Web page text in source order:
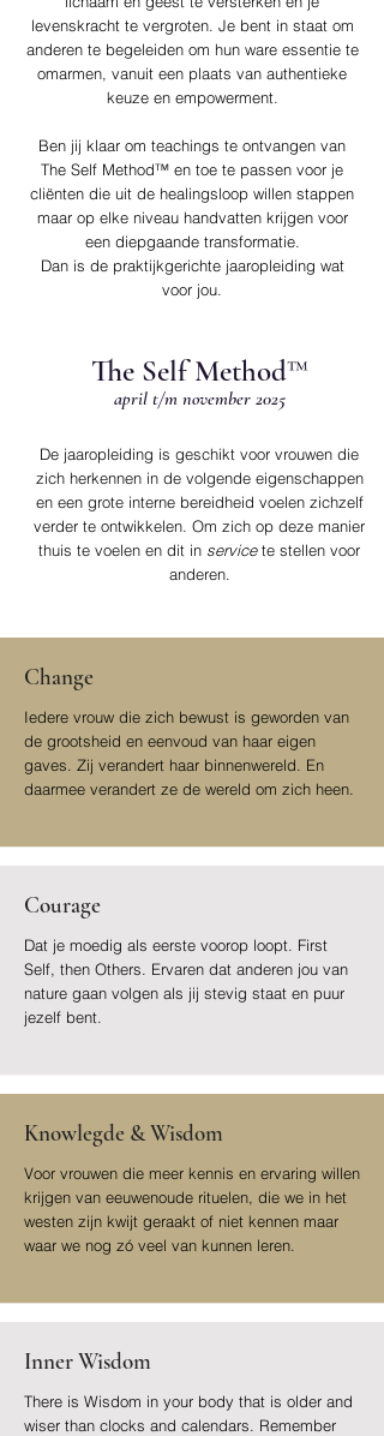
levenskracht te vergroten. Je bent in staat om
anderen te begeleiden om hun ware essentie te
omarmen, vanuit een plaats van authentieke
keuze en empowerment.
Ben jij klaar om teachings te ontvangen van
The Self Method™ en toe te passen voor je
cliënten die uit de healingsloop willen stappen
maar op elke niveau handvatten krijgen voor
een diepgaande transformatie.
Dan is de praktijkgerichte jaaropleiding wat
voor jou.
The Self Method™
april t/m november 2025
De jaaropleiding is geschikt voor vrouwen die
zich herkennen in de volgende eigenschappen
en een grote interne bereidheid voelen zichzelf
verder te ontwikkelen. Om zich op deze manier
thuis te voelen en dit in servicete stellen voor
anderen.
Change
Iedere vrouw die zich bewust is geworden van
de grootsheid en eenvoud van haar eigen
gaves. Zij verandert haar binnenwereld. En
daarmee verandert ze de wereld om zich heen.
Courage
Dat je moedig als eerste voorop loopt. First
Self, then Others. Ervaren dat anderen jou van
nature gaan volgen als jij stevig staat en puur
jezelf bent.
Knowlegde & Wisdom
Voor vrouwen die meer kennis en ervaring willen
krijgen van eeuwenoude rituelen, die we in het
westen zijn kwijt geraakt of niet kennen maar
waar we nog zó veel van kunnen leren.
Inner Wisdom
There is Wisdom in your body that is older and
wiser than clocks and calendars. Remember